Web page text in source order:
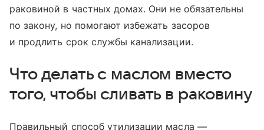
раковиной в частных домах. Они не обязательны
по закону, но помогают избежать засоров
и продлить срок службы канализации.
Что делать с маслом вместо
того, чтобы сливать в раковину
Правильный способ утилизации масла —